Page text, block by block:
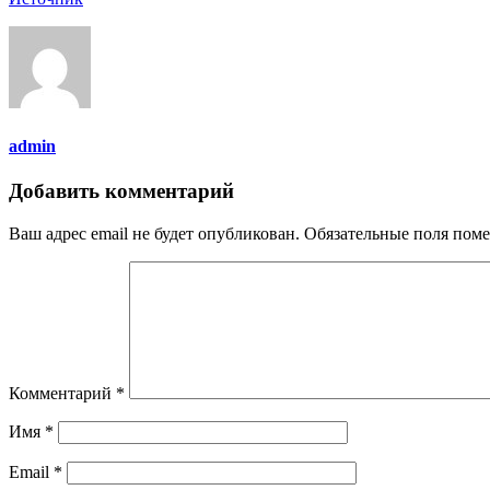
admin
Добавить комментарий
Ваш адрес email не будет опубликован. Обязательные поля
Комментарий *
Имя *
Email *